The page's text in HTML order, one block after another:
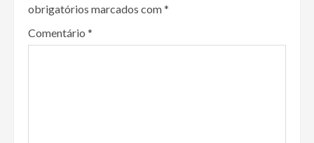
obrigatórios marcados com*
Comentário *